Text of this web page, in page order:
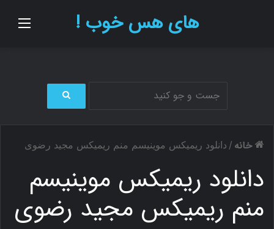
های هس خوب !
ج
ج
ر
ی
خانه / دانلود ریمیکس موینیسم منم ریمیکس مجید رضوی
دانلود ریمیکس موینیسم
منم ریمیکس مجید رضوی